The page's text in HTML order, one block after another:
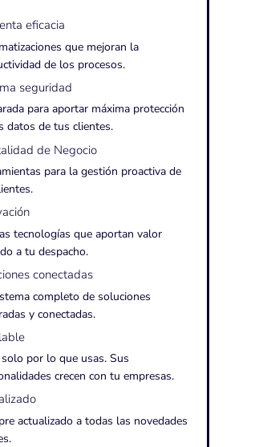
eficacia
que mejoran la
de los procesos.
seguridad
para aportar máxima protección
datos de tus clientes.
de Negocio
para la gestión proactiva de
tecnologías que aportan valor
a tu despacho.
conectadas
completo de soluciones
y conectadas.
solo por lo que usas. Sus
crecen con tu empresas.
actualizado a todas las novedades